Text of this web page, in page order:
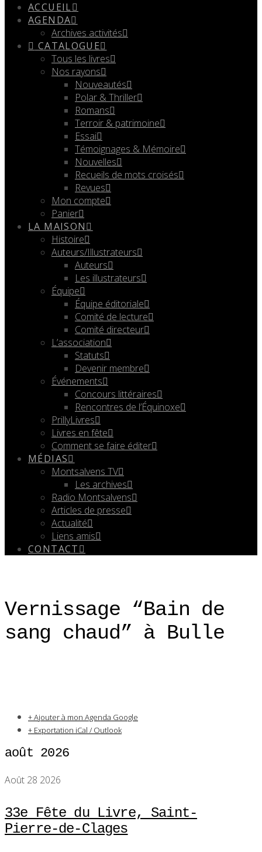
ACCUEIL
AGENDA
Archives activités
CATALOGUE
Tous les livres
Nos rayons
Nouveautés
Polar & Thriller
Romans
Terroir & patrimoine
Essai
Témoignages & Mémoire
Nouvelles
Recueils de mots croisés
Revues
Mon compte
Panier
LA MAISON
Histoire
Auteurs/Illustrateurs
Auteurs
Les illustrateurs
Équipe
Équipe éditoriale
Comité de lecture
Comité directeur
L’association
Statuts
Devenir membre
Événements
Concours littéraires
Rencontres de l’Équinoxe
PrillyLivres
Livres en fête
Comment se faire éditer
MÉDIAS
Montsalvens TV
Les archives
Radio Montsalvens
Articles de presse
Actualité
Liens amis
CONTACT
Vernissage “Bain de
sang chaud” à Bulle
+ Ajouter à mon Agenda Google
+ Exportation iCal / Outlook
août 2026
Août 28 2026
33e Fête du Livre, Saint-
Pierre-de-Clages